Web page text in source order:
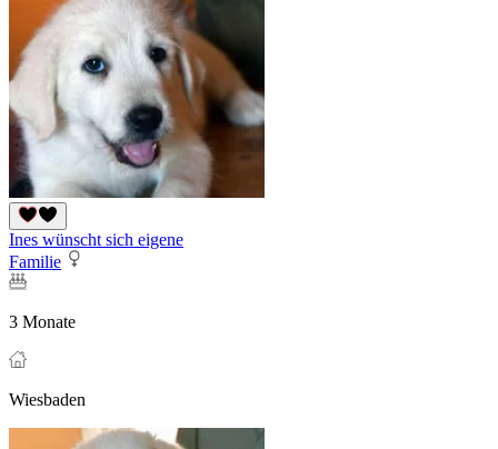
Ines wünscht sich eigene
Familie
3 Monate
Wiesbaden